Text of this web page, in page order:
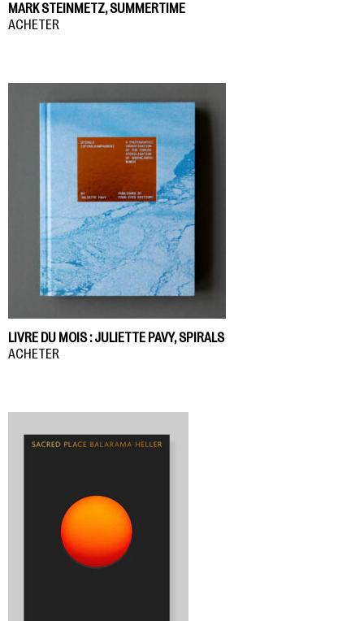
MARK STEINMETZ, SUMMERTIME
ACHETER
LIVRE DU MOIS : JULIETTE PAVY, SPIRALS
ACHETER